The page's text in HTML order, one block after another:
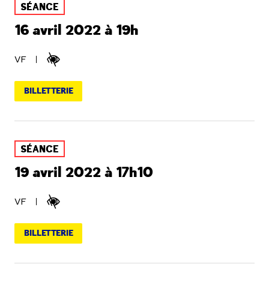
SÉANCE
16 avril 2022 à 19h
VF
BILLETTERIE
SÉANCE
19 avril 2022 à 17h10
VF
BILLETTERIE